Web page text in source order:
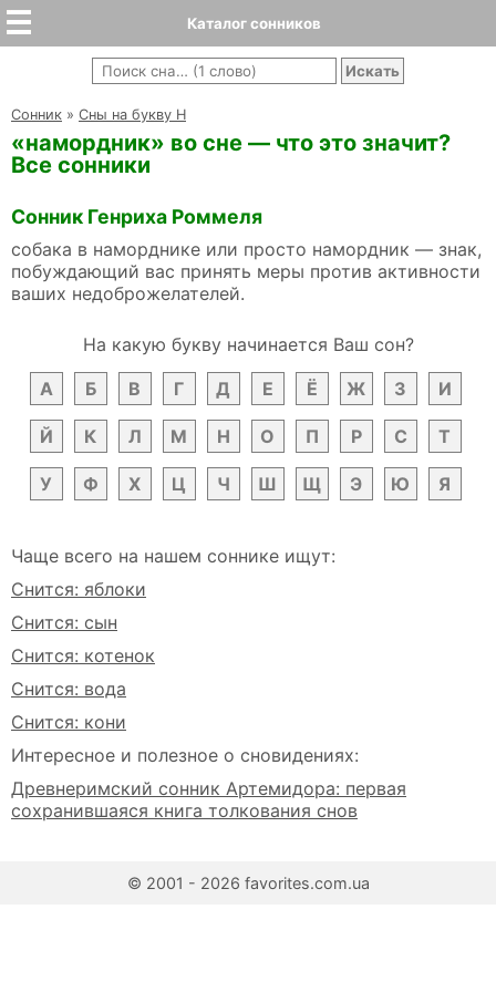
Каталог сонников
Cонник » Сны на букву Н
«намордник» во сне — что это значит?
Все сонники
Сонник Генриха Роммеля
собака в наморднике или просто намордник — знак,
побуждающий вас принять меры против активности
ваших недоброжелателей.
На какую букву начинается Ваш сон?
А
Б В Г Д Е Ё Ж З И
Й К Л М Н О П Р С Т
У Ф Х Ц Ч Ш Щ Э Ю Я
Чаще всего на нашем соннике ищут:
Снится: яблоки
Снится: сын
Снится: котенок
Снится: вода
Снится: кони
Интересное и полезное о сновидениях:
Древнеримский сонник Артемидора: первая
сохранившаяся книга толкования снов
© 2001 - 2026 favorites.com.ua